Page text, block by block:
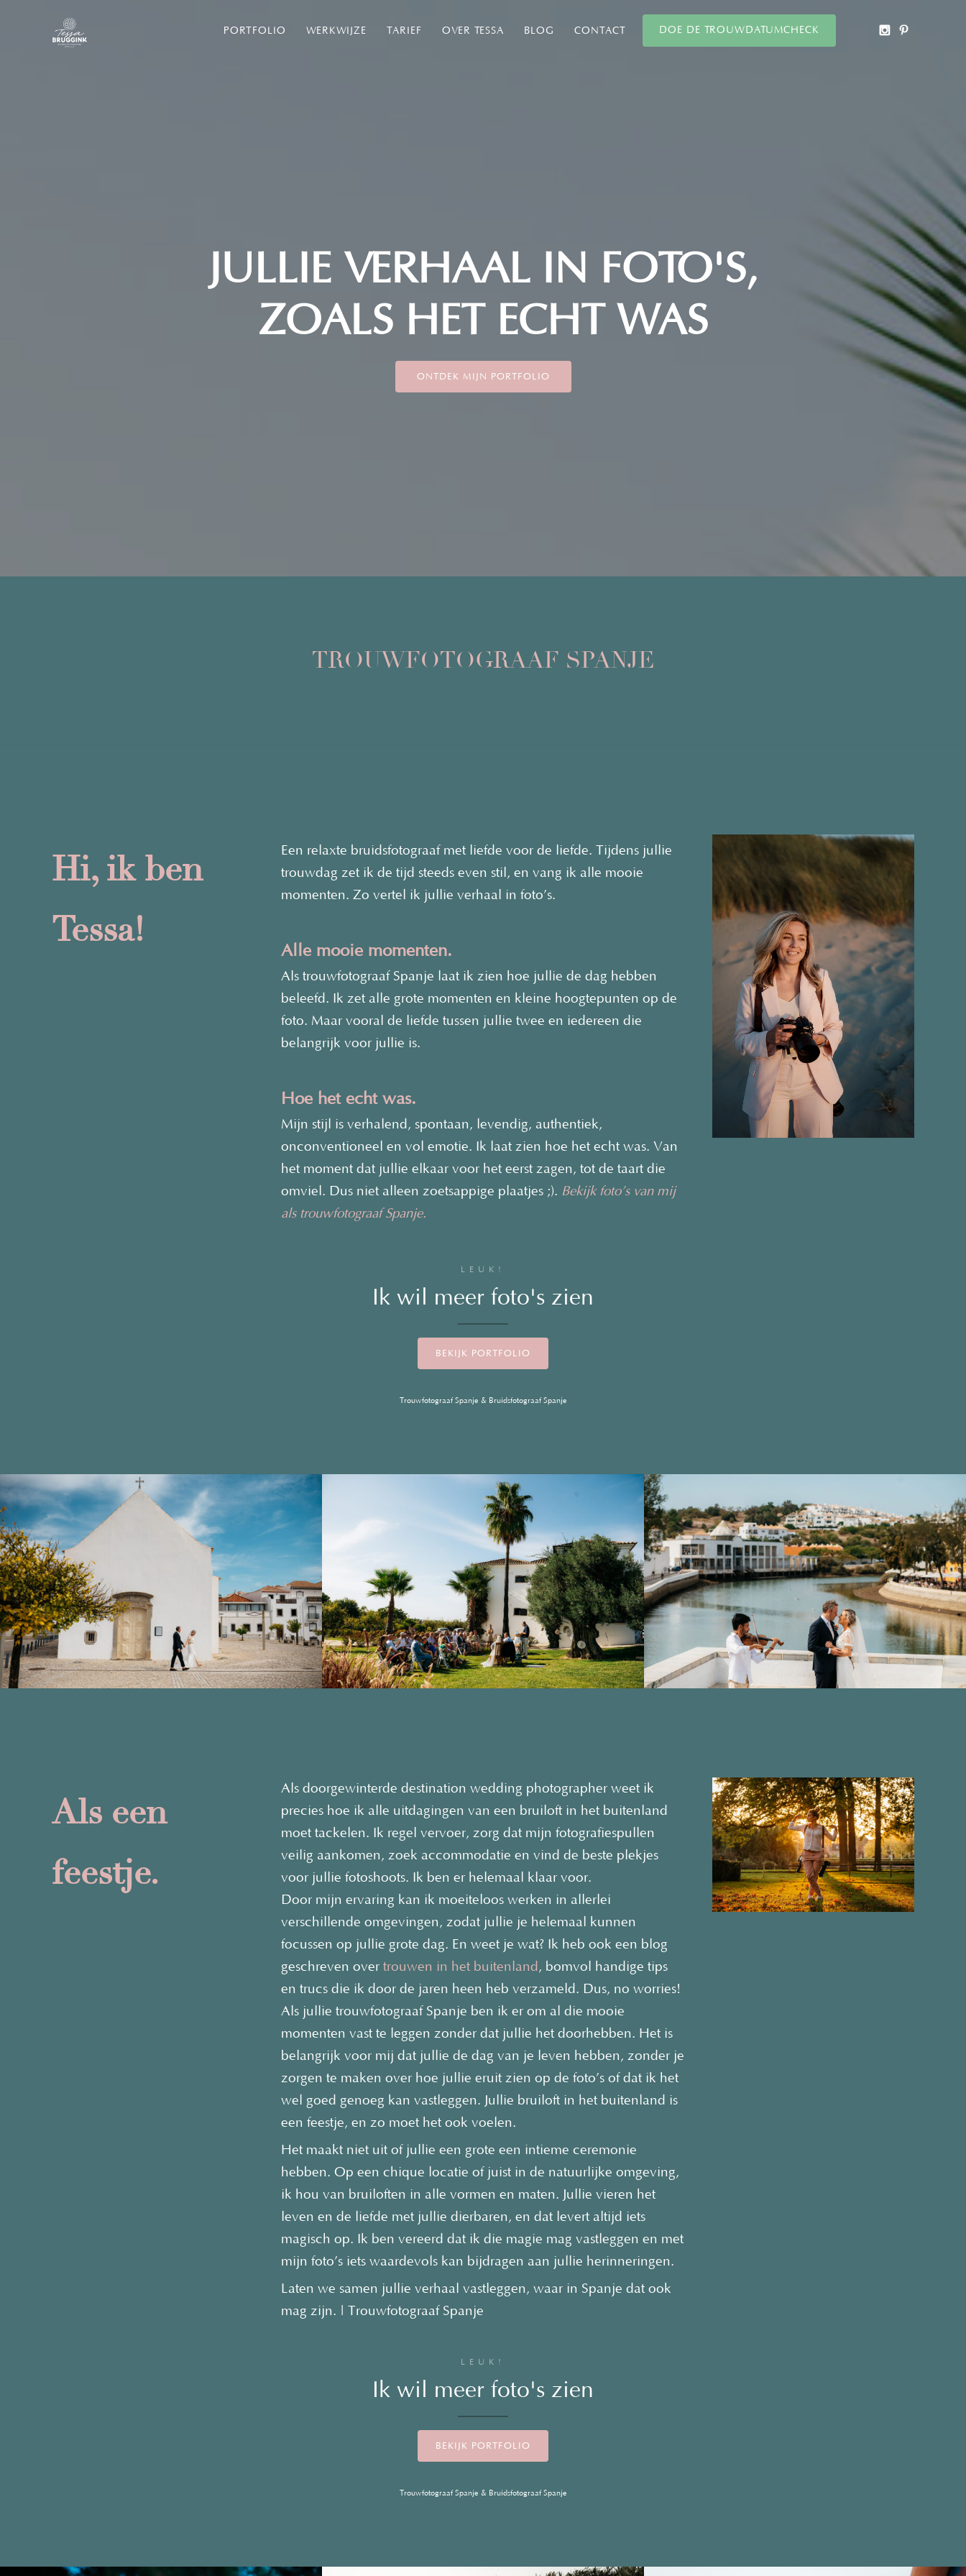
PORTFOLIO WERKWIJZE TARIEF OVER TESSA BLOG CONTACT DOE DE TROUWDATUMCHECK
JULLIE VERHAAL IN FOTO'S,
ZOALS HET ECHT WAS
ONTDEK MIJN PORTFOLIO
TROUWFOTOGRAAF SPANJE
Hi, ik ben
Tessa!
Een relaxte bruidsfotograaf met liefde voor de liefde. Tijdens jullie
trouwdag zet ik de tijd steeds even stil, en vang ik alle mooie
momenten. Zo vertel ik jullie verhaal in foto’s.
Alle mooie momenten.
Als trouwfotograaf Spanje laat ik zien hoe jullie de dag hebben
beleefd. Ik zet alle grote momenten en kleine hoogtepunten op de
foto. Maar vooral de liefde tussen jullie twee en iedereen die
belangrijk voor jullie is.
Hoe het echt was.
Mijn stijl is verhalend, spontaan, levendig, authentiek,
onconventioneel en vol emotie. Ik laat zien hoe het echt was. Van
het moment dat jullie elkaar voor het eerst zagen, tot de taart die
omviel. Dus niet alleen zoetsappige plaatjes ;). Bekijk foto’s van mij
als trouwfotograaf Spanje.
LEUK!
Ik wil meer foto's zien
BEKIJK PORTFOLIO
Trouwfotograaf Spanje & Bruidsfotograaf Spanje
Als een
feestje.
Als doorgewinterde destination wedding photographer weet ik
precies hoe ik alle uitdagingen van een bruiloft in het buitenland
moet tackelen. Ik regel vervoer, zorg dat mijn fotografiespullen
veilig aankomen, zoek accommodatie en vind de beste plekjes
voor jullie fotoshoots. Ik ben er helemaal klaar voor.
Door mijn ervaring kan ik moeiteloos werken in allerlei
verschillende omgevingen, zodat jullie je helemaal kunnen
focussen op jullie grote dag. En weet je wat? Ik heb ook een blog
geschreven overtrouwen in het buitenland , bomvol handige tips
en trucs die ik door de jaren heen heb verzameld. Dus, no worries!
Als jullie trouwfotograaf Spanje ben ik er om al die mooie
momenten vast te leggen zonder dat jullie het doorhebben. Het is
belangrijk voor mij dat jullie de dag van je leven hebben, zonder je
zorgen te maken over hoe jullie eruit zien op de foto’s of dat ik het
wel goed genoeg kan vastleggen. Jullie bruiloft in het buitenland is
een feestje, en zo moet het ook voelen.
Het maakt niet uit of jullie een grote een intieme ceremonie
hebben. Op een chique locatie of juist in de natuurlijke omgeving,
ik hou van bruiloften in alle vormen en maten. Jullie vieren het
leven en de liefde met jullie dierbaren, en dat levert altijd iets
magisch op. Ik ben vereerd dat ik die magie mag vastleggen en met
mijn foto’s iets waardevols kan bijdragen aan jullie herinneringen.
Laten we samen jullie verhaal vastleggen, waar in Spanje dat ook
mag zijn.
| Trouwfotograaf Spanje
LEUK!
Ik wil meer foto's zien
BEKIJK PORTFOLIO
Trouwfotograaf Spanje & Bruidsfotograaf Spanje